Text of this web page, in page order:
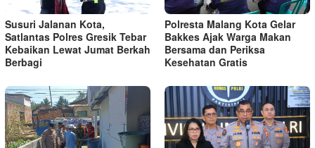
Susuri Jalanan Kota,
Satlantas Polres Gresik Tebar
Kebaikan Lewat Jumat Berkah
Berbagi
Polresta Malang Kota Gelar
Bakkes Ajak Warga Makan
Bersama dan Periksa
Kesehatan Gratis